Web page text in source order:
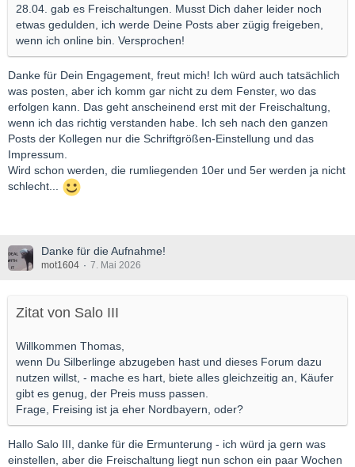
28.04. gab es Freischaltungen. Musst Dich daher leider noch
etwas gedulden, ich werde Deine Posts aber zügig freigeben,
wenn ich online bin. Versprochen!
Danke für Dein Engagement, freut mich! Ich würd auch tatsächlich
was posten, aber ich komm gar nicht zu dem Fenster, wo das
erfolgen kann. Das geht anscheinend erst mit der Freischaltung,
wenn ich das richtig verstanden habe. Ich seh nach den ganzen
Posts der Kollegen nur die Schriftgrößen-Einstellung und das
Impressum.
Wird schon werden, die rumliegenden 10er und 5er werden ja nicht
schlecht...
Danke für die Aufnahme!
mot1604 7. Mai 2026
Zitat von Salo III
Willkommen Thomas,
wenn Du Silberlinge abzugeben hast und dieses Forum dazu
nutzen willst, - mache es hart, biete alles gleichzeitig an, Käufer
gibt es genug, der Preis muss passen.
Frage, Freising ist ja eher Nordbayern, oder?
Hallo Salo III, danke für die Ermunterung - ich würd ja gern was
einstellen, aber die Freischaltung liegt nun schon ein paar Wochen